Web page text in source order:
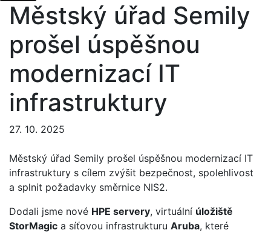
Městský úřad Semily
prošel úspěšnou
modernizací IT
infrastruktury
27. 10. 2025
Městský úřad Semily prošel úspěšnou modernizací IT
infrastruktury s cílem zvýšit bezpečnost, spolehlivost
a splnit požadavky směrnice NIS2.
Dodali jsme nové HPE servery, virtuální úložiště
StorMagic a síťovou infrastrukturu Aruba, které